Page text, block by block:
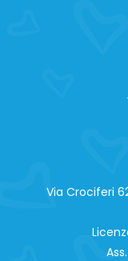
Via Crociferi